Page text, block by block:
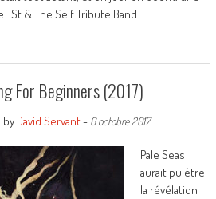
: St & The Self Tribute Band.
For Beginners (2017)
by David Servant- 6 octobre 2017
Pale Seas
aurait pu être
la révélation